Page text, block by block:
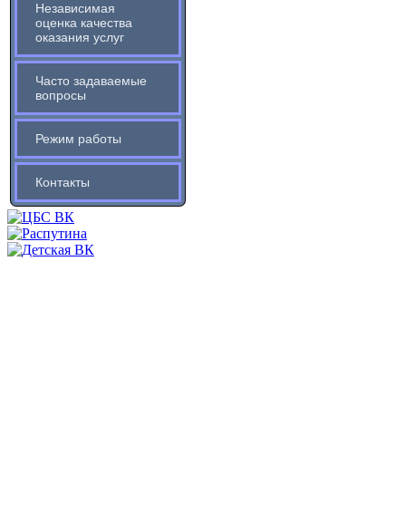
Независимая
оценка качества
оказания услуг
Часто задаваемые
вопросы
Режим работы
Контакты